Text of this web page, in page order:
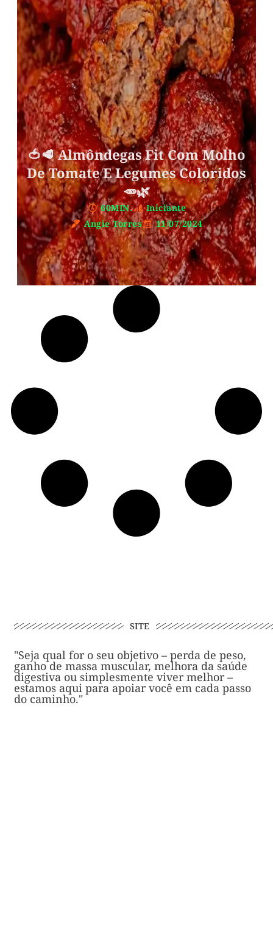
🍅🥩 Almôndegas Fit Com Molho
De Tomate E Legumes Coloridos
🥕🌿
60MIN.
Iniciante
Angie Torres
11/07/2024
SITE
"Seja qual for o seu objetivo – perda de peso,
ganho de massa muscular, melhora da saúde
digestiva ou simplesmente viver melhor –
estamos aqui para apoiar você em cada passo
do caminho."